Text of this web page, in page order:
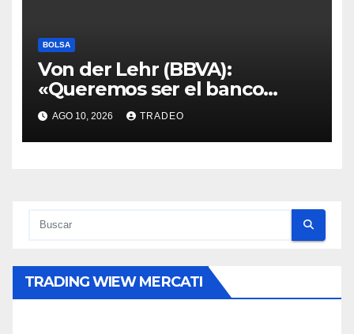
BOLSA
Von der Lehr (BBVA):
«Queremos ser el banco
principal de los clientes en
Alemania»
AGO 10, 2026 TRADEO
TRADING WIEW MERCATI